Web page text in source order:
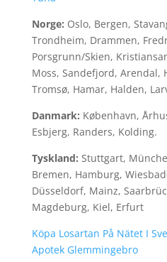
Norge: Oslo, Bergen,
Trondheim, Drammen,
Porsgrunn/Skien,
Moss, Sandefjord, Arendal,
Tromsø, Hamar, Halden,
Danmark: København,
Esbjerg, Randers, Kolding.
Tyskland: Stuttgart,
Bremen, Hamburg,
Düsseldorf, Mainz,
Magdeburg, Kiel, Erfurt
Köpa Losartan På Nätet I
Apotek Glemmingebro